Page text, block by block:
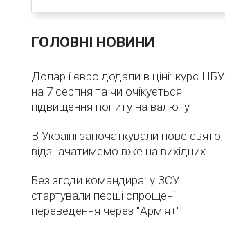
ГОЛОВНІ НОВИНИ
Долар і євро додали в ціні: курс НБУ
на 7 серпня та чи очікується
підвищення попиту на валюту
В Україні започаткували нове свято,
відзначатимемо вже на вихідних
Без згоди командира: у ЗСУ
стартували перші спрощені
переведення через "Армія+"